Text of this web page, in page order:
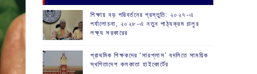
শিক্ষায় বড় পরিবর্তনের প্রস্তুতি: ২০২৭-এ
পর্যালোচনা, ২০২৮-এ নতুন পাঠ্যক্রম চালুর
লক্ষ্য সরকারের
প্রাথমিক শিক্ষকদের ‘সারপ্লাস’ বদলিতে সাময়িক
স্থগিতাদেশ কলকাতা হাইকোর্টের